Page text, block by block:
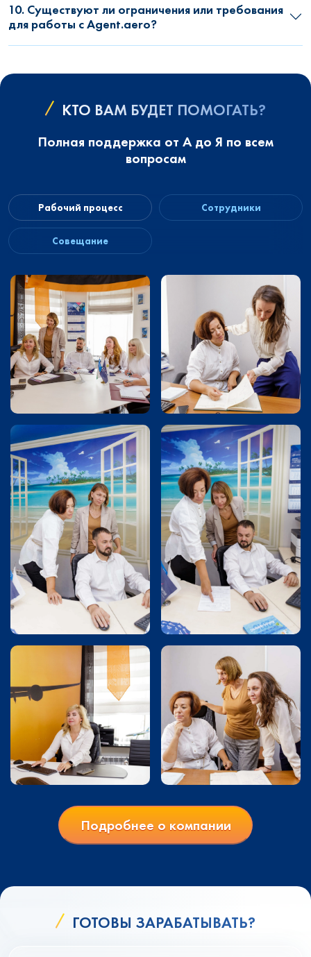
10. Существуют ли ограничения или требования
для работы с Agent.aero?
КТО ВАМ БУДЕТ ПОМОГАТЬ?
Полная поддержка от А до Я по всем
вопросам
Рабочий процесс Сотрудники
Совещание
Подробнее о компании
ГОТОВЫ ЗАРАБАТЫВАТЬ?